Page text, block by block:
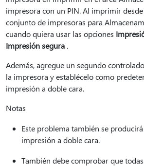
impresora con un PIN. Al imprimir desde
conjunto de impresoras para
cuando quiera usar las opciones
Impresión segura .
Además, agregue un segundo
la impresora y establécelo como
impresión a doble cara.
Notas
Este problema también se
impresión a doble cara.
También debe comprobar que